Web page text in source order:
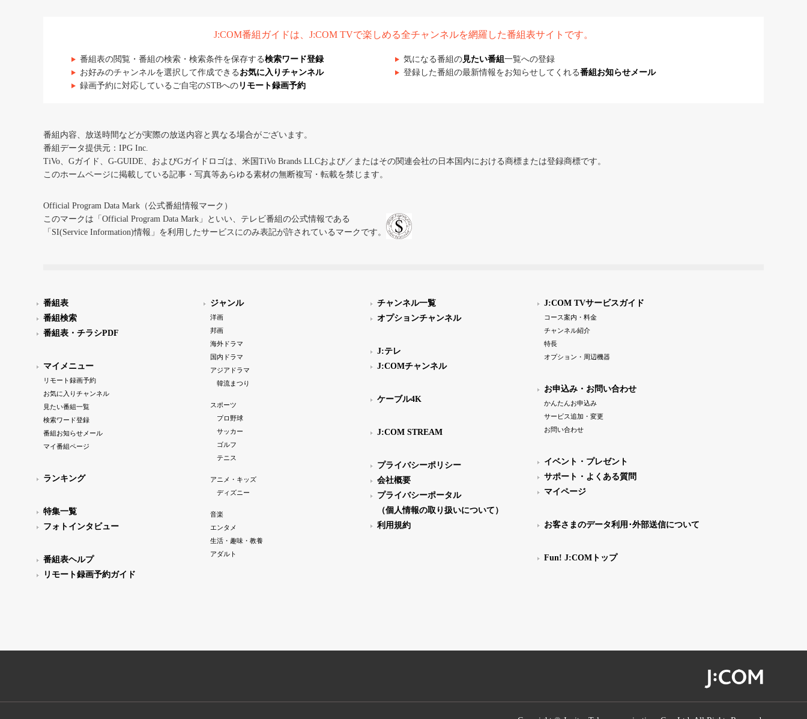
J:COM番組ガイドは、J:COM TVで楽しめる全チャンネルを網羅した番組表サイトです。
番組表の閲覧・番組の検索・検索条件を保存する検索ワード登録 気になる番組の見たい番組 一覧への登録
お好みのチャンネルを選択して作成できる お気に入りチャンネル 登録した番組の最新情報をお知らせしてくれる番組お知らせメール
録画予約に対応しているご自宅のSTBへの リモート録画予約
番組内容、放送時間などが実際の放送内容と異なる場合がございます。
番組データ提供元：IPG Inc.
TiVo、Gガイド、G-GUIDE、およびGガイドロゴは、米国TiVo Brands LLCおよび／またはその関連会社の日本国内における商標または登録商標です。
このホームページに掲載している記事・写真等あらゆる素材の無断複写・転載を禁じます。
Official Program Data Mark（公式番組情報マーク）
このマークは「Official Program Data Mark」といい、テレビ番組の公式情報である
「SI(Service Information)情報」を利用したサービスにのみ表記が許されているマークです。
番組表
番組検索
番組表・チラシPDF
マイメニュー
リモート録画予約
お気に入りチャンネル
見たい番組一覧
検索ワード登録
番組お知らせメール
マイ番組ページ
ランキング
特集一覧
フォトインタビュー
番組表ヘルプ
リモート録画予約ガイド
ジャンル
洋画
邦画
海外ドラマ
国内ドラマ
アジアドラマ
韓流まつり
スポーツ
プロ野球
サッカー
ゴルフ
テニス
アニメ・キッズ
ディズニー
音楽
エンタメ
生活・趣味・教養
アダルト
チャンネル一覧
オプションチャンネル
J:テレ
J:COMチャンネル
ケーブル4K
J:COM STREAM
プライバシーポリシー
会社概要
プライバシーポータル
（個人情報の取り扱いについて）
利用規約
J:COM TVサービスガイド
コース案内・料金
チャンネル紹介
特長
オプション・周辺機器
お申込み・お問い合わせ
かんたんお申込み
サービス追加・変更
お問い合わせ
イベント・プレゼント
サポート・よくある質問
マイページ
お客さまのデータ利用･外部送信について
Fun! J:COMトップ